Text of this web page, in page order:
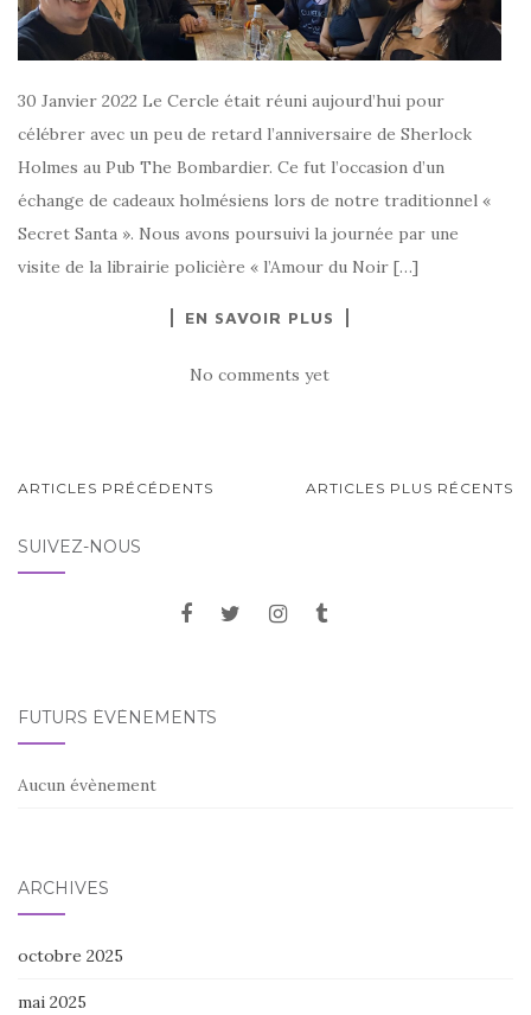
30 Janvier 2022 Le Cercle était réuni aujourd’hui pour
célébrer avec un peu de retard l’anniversaire de Sherlock
Holmes au Pub The Bombardier. Ce fut l’occasion d’un
échange de cadeaux holmésiens lors de notre traditionnel «
Secret Santa ». Nous avons poursuivi la journée par une
visite de la librairie policière « l’Amour du Noir […]
EN SAVOIR PLUS
No comments yet
ARTICLES PRÉCÉDENTS ARTICLES PLUS RÉCENTS
SUIVEZ-NOUS
FUTURS ÉVÈNEMENTS
Aucun évènement
ARCHIVES
octobre 2025
mai 2025